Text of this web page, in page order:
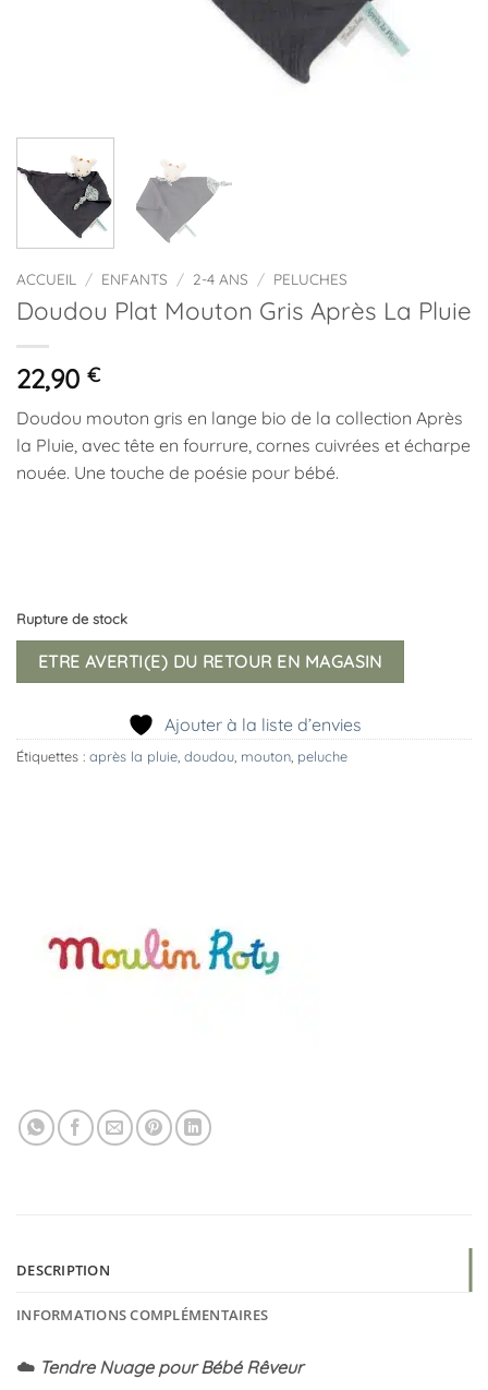
ACCUEIL / ENFANTS / 2-4 ANS / PELUCHES
Doudou Plat Mouton Gris Après La Pluie
22,90 €
Doudou mouton gris en lange bio de la collection Après
la Pluie, avec tête en fourrure, cornes cuivrées et écharpe
nouée. Une touche de poésie pour bébé.
Rupture de stock
ETRE AVERTI(E) DU RETOUR EN MAGASIN
Ajouter à la liste d’envies
Étiquettes : après la pluie doudou mouton peluche
DESCRIPTION
INFORMATIONS COMPLÉMENTAIRES
☁️ Tendre Nuage pour Bébé Rêveur